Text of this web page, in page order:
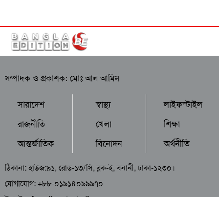
সম্পাদক ও প্রকাশক: মোঃ আল আমিন
সারাদেশ
রাজনীতি
আন্তর্জাতিক
স্বাস্থ্য
খেলা
বিনোদন
লাইফস্টাইল
শিক্ষা
অর্থনীতি
ঠিকানা: হাউজ:৯১, রোড-১৩/সি, ব্লক-ই, বনানী, ঢাকা-১২৩০।
যোগাযোগ: +৮৮-০১৯১৪০৯৯৯৭০